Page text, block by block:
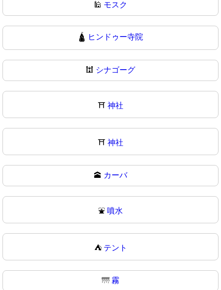
🕌 モスク
🛕 ヒンドゥー寺院
🕍 シナゴーグ
⛩️ 神社
⛩ 神社
🕋 カーバ
⛲ 噴水
⛺ テント
🌁 霧